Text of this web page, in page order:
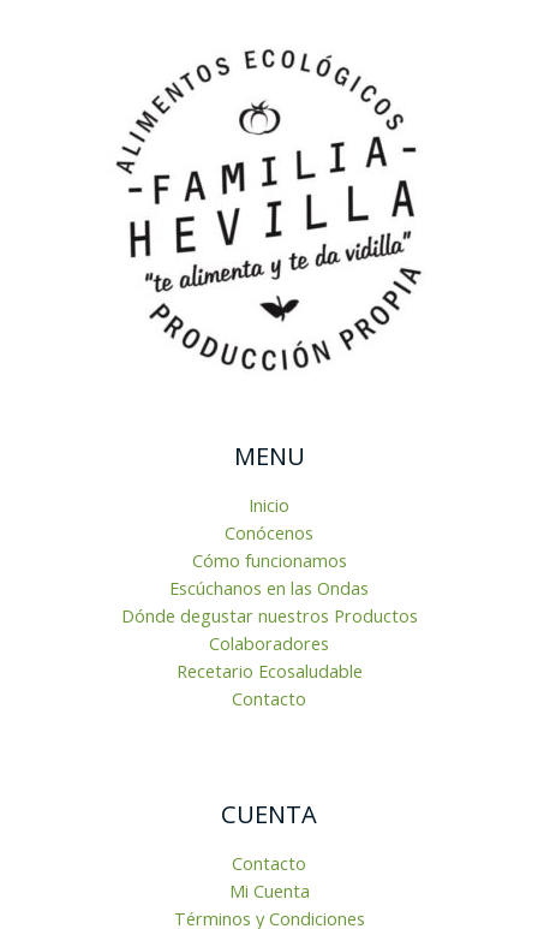
MENU
Inicio
Conócenos
Cómo funcionamos
Escúchanos en las Ondas
Dónde degustar nuestros Productos
Colaboradores
Recetario Ecosaludable
Contacto
CUENTA
Contacto
Mi Cuenta
Términos y Condiciones